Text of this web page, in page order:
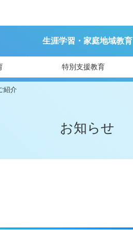
生涯学習・家庭地域教育
特別支援教育
紹介
お知らせ